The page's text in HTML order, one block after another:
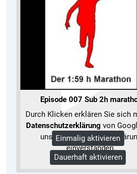
Episode 007 Sub 2h
Durch Klicken erklären Sie sich
Datenschutzerklärung von
unserer
einverstanden.
Mehr Informationen
Einmalig aktivieren
Dauerhaft aktivieren